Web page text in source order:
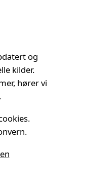
og
kilder.
hører vi